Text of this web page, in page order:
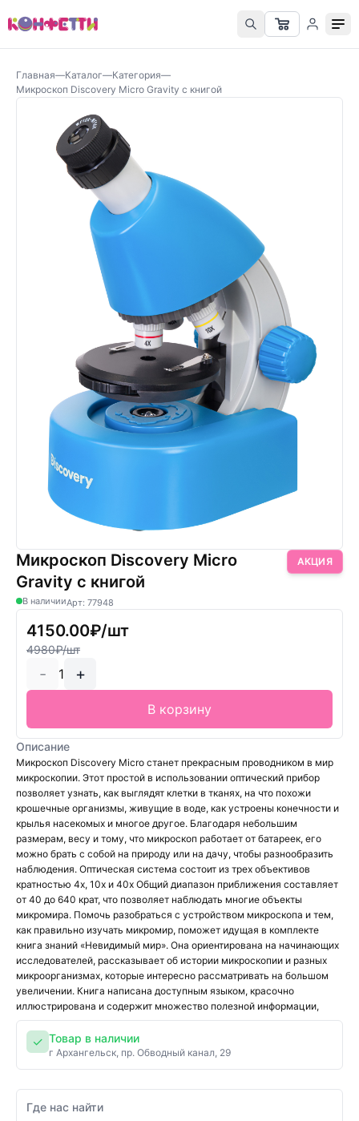
Главная—Каталог—Категория—
Микроскоп Discovery Micro Gravity с книгой
Микроскоп Discovery Micro
Gravity с книгой
АКЦИЯ
В наличииАрт: 77948
4150.00₽/шт
4980₽/шт
- 1 +
В корзину
Описание
Микроскоп Discovery Micro станет прекрасным проводником в мир
микроскопии. Этот простой в использовании оптический прибор
позволяет узнать, как выглядят клетки в тканях, на что похожи
крошечные организмы, живущие в воде, как устроены конечности и
крылья насекомых и многое другое. Благодаря небольшим
размерам, весу и тому, что микроскоп работает от батареек, его
можно брать с собой на природу или на дачу, чтобы разнообразить
наблюдения. Оптическая система состоит из трех объективов
кратностью 4х, 10х и 40х Общий диапазон приближения составляет
от 40 до 640 крат, что позволяет наблюдать многие объекты
микромира. Помочь разобраться с устройством микроскопа и тем,
как правильно изучать микромир, поможет идущая в комплекте
книга знаний «Невидимый мир». Она ориентирована на начинающих
исследователей, рассказывает об истории микроскопии и разных
микроорганизмах, которые интересно рассматривать на большом
увеличении. Книга написана доступным языком, красочно
иллюстрирована и содержит множество полезной информации,
✓ Товар в наличии
г Архангельск, пр. Обводный канал, 29
Где нас найти